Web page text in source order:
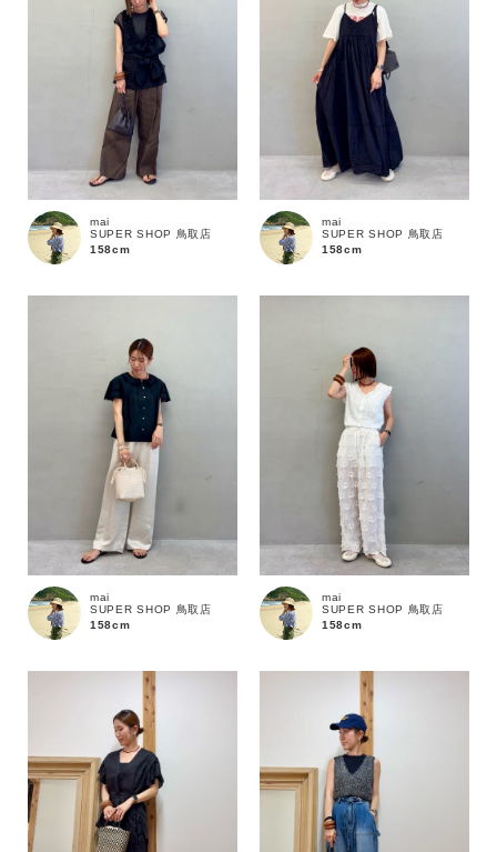
カラー
商品タイプ
通常商品 予約商品
セール価格 WEB限定
在庫あり 在庫なし含む
mai
SUPER SHOP 鳥取店
158cm
mai
SUPER SHOP 鳥取店
158cm
mai
SUPER SHOP 鳥取店
158cm
mai
SUPER SHOP 鳥取店
158cm